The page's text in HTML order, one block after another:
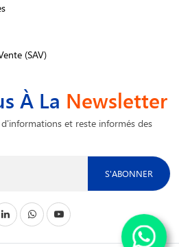
(SAV)
À La Newsletter
et reste informés des
S'ABONNER